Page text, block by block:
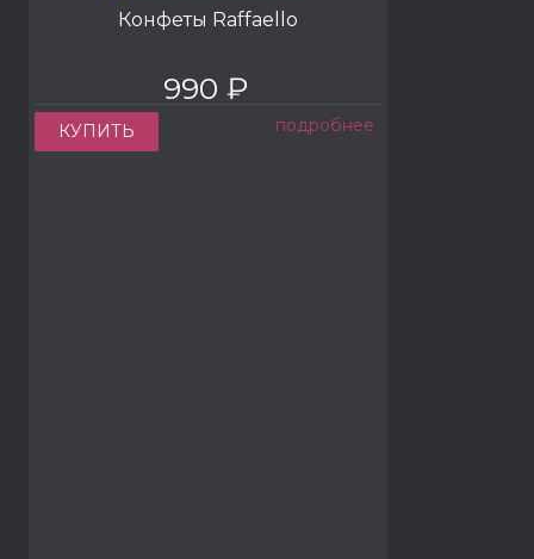
Конфеты Raffaello
990 ₽
КУПИТЬ подробнее